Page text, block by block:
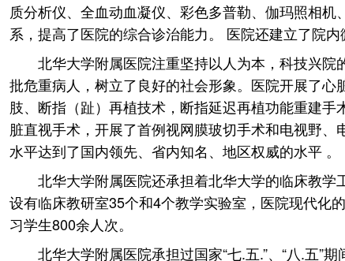
质分析仪、全血动血凝仪、彩色多普勒、伽玛照相
系，提高了医院的综合诊治能力。 医院还建立了院
北华大学附属医院注重坚持以人为本，科技兴
批危重病人，树立了良好的社会形象。医院开展了
肢、断指（趾）再植技术，断指延迟再植功能重建
脏直视手术，开展了首例视网膜玻切手术和电视野
水平达到了国内领先、省内知名、地区权威的水平 。
北华大学附属医院还承担着北华大学的临床教
设有临床教研室35个和4个教学实验室，医院现代化
习学生800余人次。
北华大学附属医院承担过国家“七.五.”、“八.五”